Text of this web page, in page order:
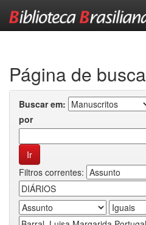
Página de busca
Buscar em:
por
Filtros correntes: